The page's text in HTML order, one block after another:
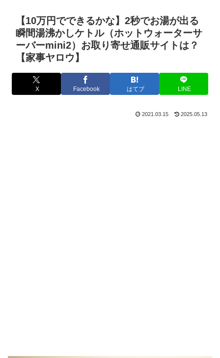
【10万円でできるかな】2秒でお湯が出る
瞬間湯沸かしケトル（ホットウォーターサ
ーバーmini2）お取り寄せ通販サイトは？
【家事ヤロウ】
X Facebook はてブ LINE
2021.03.15 2025.05.13